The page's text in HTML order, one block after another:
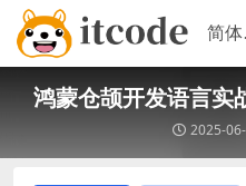
鸿蒙仓颉开发语言
2025-